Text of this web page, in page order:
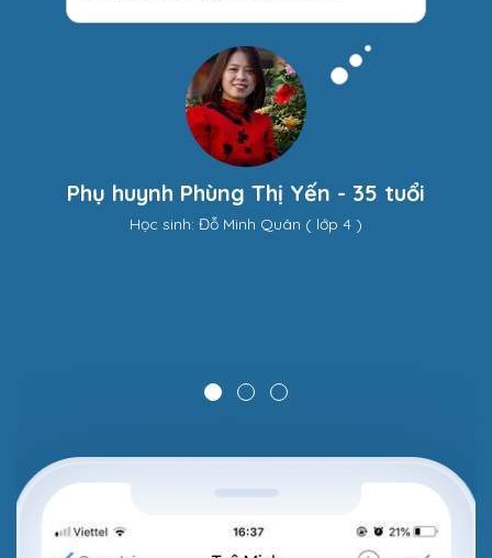
Phụ huynh Phùng Thị Yến - 35 tuổi
Học sinh: Đỗ Minh Quân ( lớp 4 )